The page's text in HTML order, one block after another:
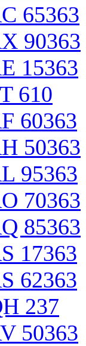
65363
90363
15363
610
60363
50363
95363
70363
85363
17363
62363
237
50363